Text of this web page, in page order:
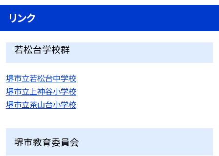
リンク
若松台学校群
堺市立若松台中学校
堺市立上神谷小学校
堺市立茶山台小学校
堺市教育委員会